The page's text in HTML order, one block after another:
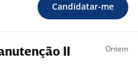
Candidatar-me
II
Ontem